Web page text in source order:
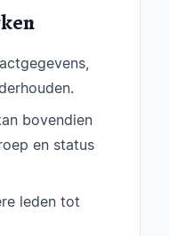
bovendien
en status
leden tot